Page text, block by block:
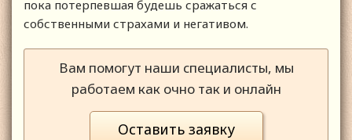
пока потерпевшая будешь сражаться с
собственными страхами и негативом.
Вам помогут наши специалисты, мы
работаем как очно так и онлайн
Оставить заявку